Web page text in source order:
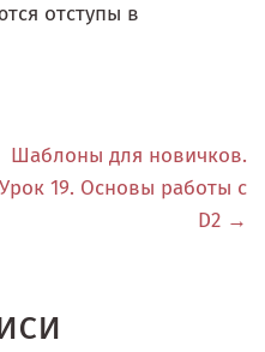
отступы в
Шаблоны для новичков.
Урок 19. Основы работы с
D2 →